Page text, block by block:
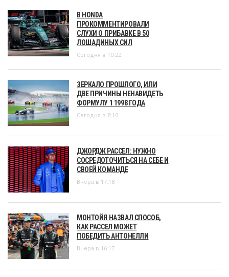
В HONDA
ПРОКОММЕНТИРОВАЛИ
СЛУХИ О ПРИБАВКЕ В 50
ЛОШАДИНЫХ СИЛ
Сегодня в 10:22
ЗЕРКАЛО ПРОШЛОГО, ИЛИ
ДВЕ ПРИЧИНЫ НЕНАВИДЕТЬ
ФОРМУЛУ 1 1998 ГОДА
Сегодня в 8:10
ДЖОРДЖ РАССЕЛ: НУЖНО
СОСРЕДОТОЧИТЬСЯ НА СЕБЕ И
СВОЕЙ КОМАНДЕ
Вчера в 17:18
МОНТОЙЯ НАЗВАЛ СПОСОБ,
КАК РАССЕЛ МОЖЕТ
ПОБЕДИТЬ АНТОНЕЛЛИ
Вчера в 16:17